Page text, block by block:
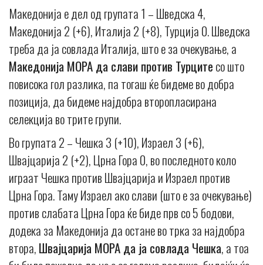
Македонија е дел од групата 1 – Шведска 4,
Македонија 2 (+6), Италија 2 (+8), Турција 0. Шведска
треба да ја совлада Италија, што е за очекување, а
Македонија МОРА да слави против Турцитесо што
повисока гол разлика, па тогаш ќе бидеме во добра
позиција, да бидеме најдобра второпласирана
селекција во трите групи.
Во групата 2 – Чешка 3 (+10), Израел 3 (+6),
Швајцарија 2 (+2), Црна Гора 0, во последното коло
играат Чешка против Швајцарија и Израел против
Црна Гора. Таму Израел ако слави (што е за очекување)
против слабата Црна Гора ќе биде прв со 5 бодови,
додека за Македонија да остане во трка за најдобра
втора,Швајцарија МОРА да ја совлада Чешка, а тоа